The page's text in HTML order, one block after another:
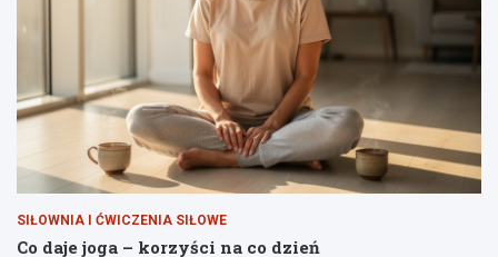
SIŁOWNIA I ĆWICZENIA SIŁOWE
Co daje joga – korzyści na co dzień